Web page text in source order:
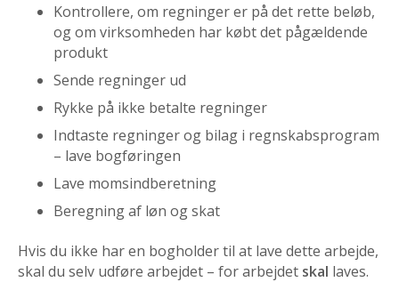
Kontrollere, om regninger er på det rette beløb,
og om virksomheden har købt det pågældende
produkt
Sende regninger ud
Rykke på ikke betalte regninger
Indtaste regninger og bilag i regnskabsprogram
– lave bogføringen
Lave momsindberetning
Beregning af løn og skat
Hvis du ikke har en bogholder til at lave dette arbejde,
skal du selv udføre arbejdet – for arbejdet skal laves.